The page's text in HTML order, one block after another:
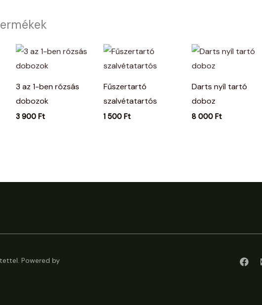
3 az 1-ben rózsás
dobozok
3 900 Ft
Fűszertartó
szalvétatartós
1 500 Ft
Darts nyíl tartó
doboz
8 000 Ft
Powered by